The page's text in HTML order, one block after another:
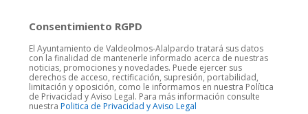
Consentimiento RGPD
El Ayuntamiento de Valdeolmos-Alalpardo tratará sus datos
con la finalidad de mantenerle informado acerca de nuestras
noticias, promociones y novedades. Puede ejercer sus
derechos de acceso, rectificación, supresión, portabilidad,
limitación y oposición, como le informamos en nuestra Política
de Privacidad y Aviso Legal. Para más información consulte
nuestra Politica de Privacidad y Aviso Legal